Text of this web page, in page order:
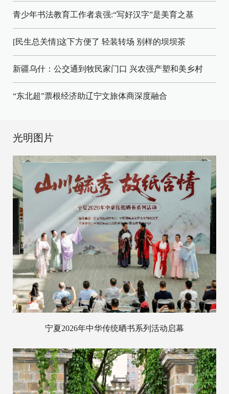
青少年书法教育工作者袁强:“写好汉字”是美育之基
[民生总关情]这下方便了 轻装转场 别样的坝坝茶
新疆乌什：公交通到牧民家门口 兴农强产塑和美乡村
“东北超”票根经济助辽宁文旅体商深度融合
光明图片
宁夏2026年中华传统晒书系列活动启幕